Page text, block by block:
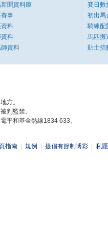
聞資料庫
賽事
料
料
資料
賽日數
初出馬
騎練配
馬匹搬
貼士指
方。
判監禁。
平和基金熱線1834 633。
指南 規例 提倡有節制博彩 私